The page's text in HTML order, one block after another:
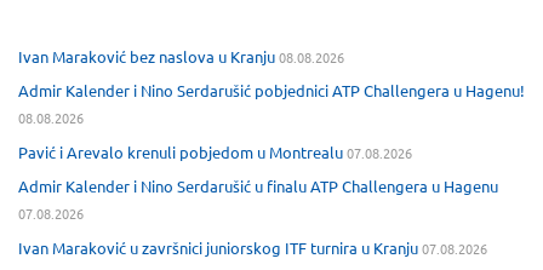
Ivan Maraković bez naslova u Kranju08.08.2026
Admir Kalender i Nino Serdarušić pobjednici ATP Challengera u Hagenu!
08.08.2026
Pavić i Arevalo krenuli pobjedom u Montrealu07.08.2026
Admir Kalender i Nino Serdarušić u finalu ATP Challengera u Hagenu
07.08.2026
Ivan Maraković u završnici juniorskog ITF turnira u Kranju07.08.2026